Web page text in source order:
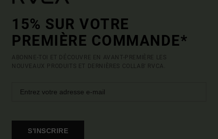
15% SUR VOTRE
PREMIÈRE COMMANDE*
ABONNE-TOI ET DÉCOUVRE EN AVANT-PREMIÈRE LES
NOUVEAUX PRODUITS ET DERNIÈRES COLLAB' RVCA.
S'INSCRIRE